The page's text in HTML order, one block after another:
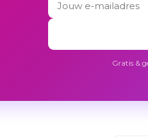
Gratis &